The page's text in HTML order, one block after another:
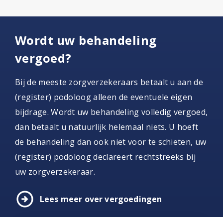
Wordt uw behandeling
vergoed?
Bij de meeste zorgverzekeraars betaalt u aan de
(register) podoloog alleen de eventuele eigen
bijdrage. Wordt uw behandeling volledig vergoed,
dan betaalt u natuurlijk helemaal niets. U hoeft
de behandeling dan ook niet voor te schieten, uw
(register) podoloog declareert rechtstreeks bij
uw zorgverzekeraar.
arrow_circle_right Lees meer over vergoedingen